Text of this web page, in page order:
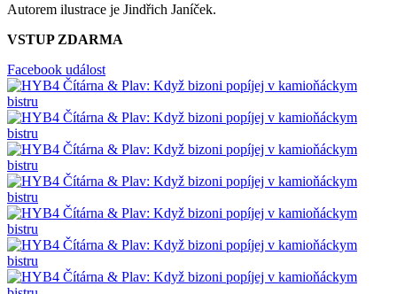
Autorem ilustrace je Jindřich Janíček.
VSTUP ZDARMA
Facebook událost